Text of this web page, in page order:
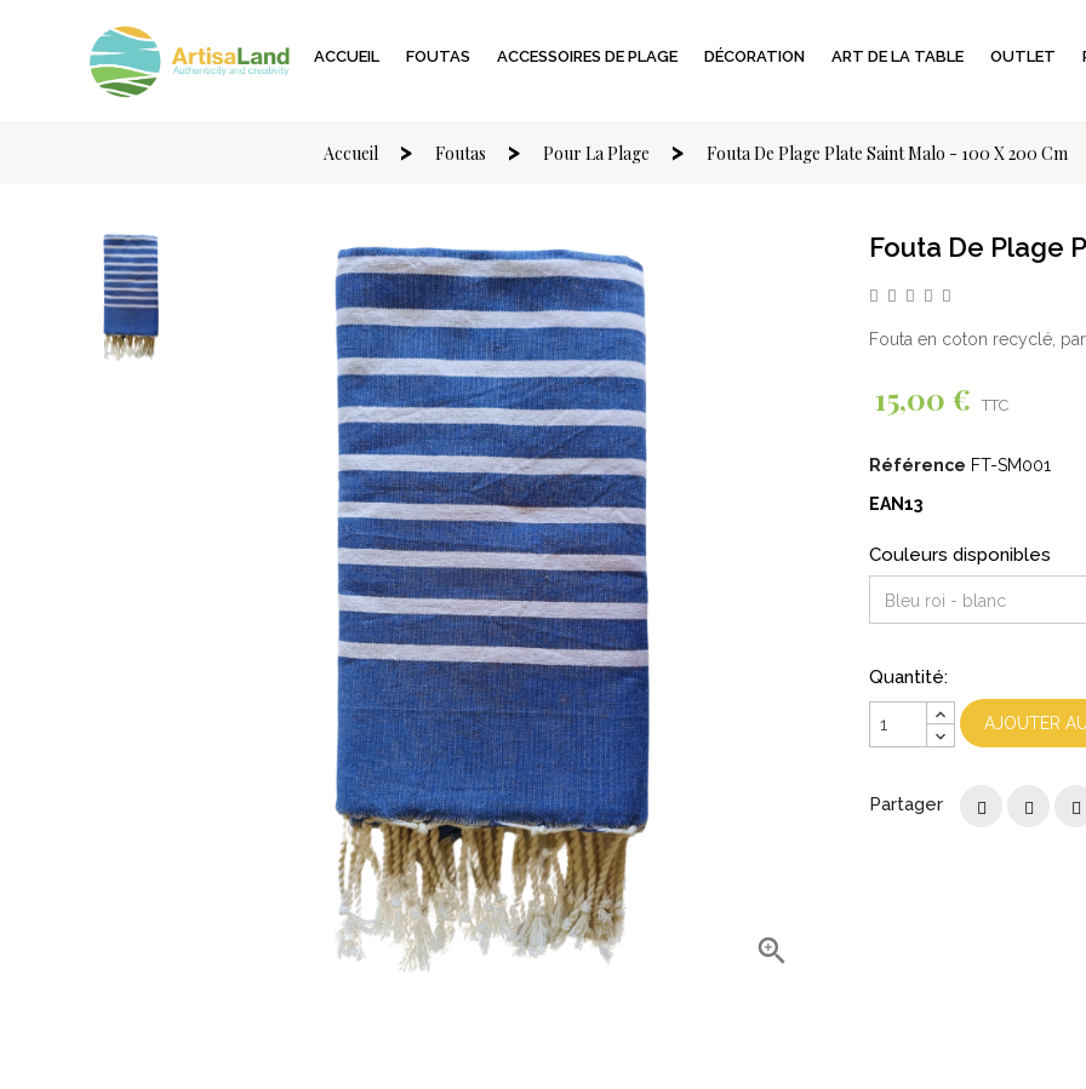
ACCUEIL FOUTAS ACCESSOIRES DE PLAGE DÉCORATION ART DE LA TABLE OUTLET
Accueil Foutas Pour La Plage Fouta De Plage Plate Saint Malo - 100 X 200 Cm

Fouta De Plage
Fouta en coton recyclé,
15,00 € TTC
Référence FT-SM001
EAN13
Couleurs disponibles
Quantité:
AJOUTER
Partager